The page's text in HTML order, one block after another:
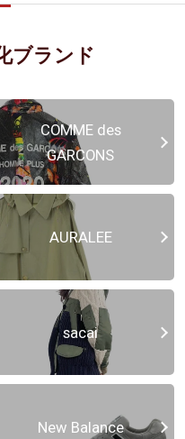
ブランド
COMME des
GARCONS
AURALEE
sacai
New Balance